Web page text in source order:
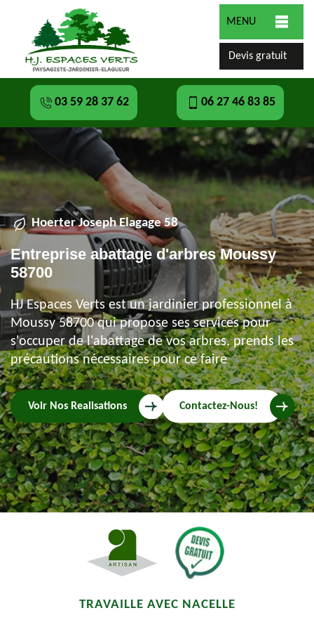
MENU
Devis gratuit
03 59 28 37 62 06 27 46 83 85
Hoerter Joseph Elagage 58
Entreprise abattage d'arbres Moussy
58700
HJ Espaces Verts est un jardinier professionnel à
Moussy 58700 qui propose ses services pour
s'occuper de l'abattage de vos arbres, prends les
précautions nécessaires pour ce faire
Voir Nos Realisations Contactez-Nous!
TRAVAILLE AVEC NACELLE